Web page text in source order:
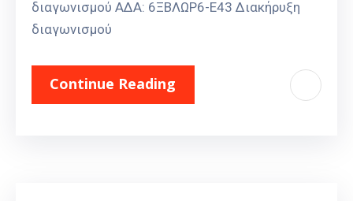
διαγωνισμού ΑΔΑ: 6ΞΒΛΩΡ6-Ε43 Διακήρυξη
διαγωνισμού
Continue Reading